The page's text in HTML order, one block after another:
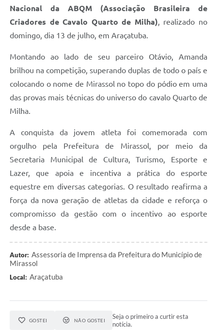
Nacional da ABQM (Associação Brasileira de
Criadores de Cavalo Quarto de Milha), realizado no
domingo, dia 13 de julho, em Araçatuba.
Montando ao lado de seu parceiro Otávio, Amanda
brilhou na competição, superando duplas de todo o país e
colocando o nome de Mirassol no topo do pódio em uma
das provas mais técnicas do universo do cavalo Quarto de
Milha.
A conquista da jovem atleta foi comemorada com
orgulho pela Prefeitura de Mirassol, por meio da
Secretaria Municipal de Cultura, Turismo, Esporte e
Lazer, que apoia e incentiva a prática do esporte
equestre em diversas categorias. O resultado reafirma a
força da nova geração de atletas da cidade e reforça o
compromisso da gestão com o incentivo ao esporte
desde a base.
Autor: Assessoria de Imprensa da Prefeitura do Município de
Mirassol
Local: Araçatuba
GOSTEI NÃO GOSTEI
Seja o primeiro a curtir esta
notícia.